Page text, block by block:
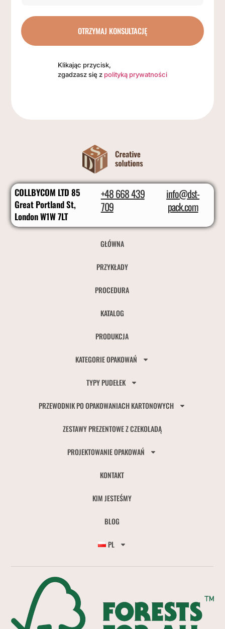
OTRZYMAJ KONSULTACJĘ
Klikając przycisk,
zgadzasz się z polityką prywatności
COLLBYCOM LTD 85
Great Portland St,
London W1W 7LT
+48 668 439
709
info@dst-
pack.com
GŁÓWNA
PRZYKŁADY
PROCEDURA
KATALOG
PRODUKCJA
KATEGORIE OPAKOWAŃ
TYPY PUDEŁEK
PRZEWODNIK PO OPAKOWANIACH KARTONOWYCH
ZESTAWY PREZENTOWE Z CZEKOLADĄ
PROJEKTOWANIE OPAKOWAŃ
KONTAKT
KIM JESTEŚMY
BLOG
PL